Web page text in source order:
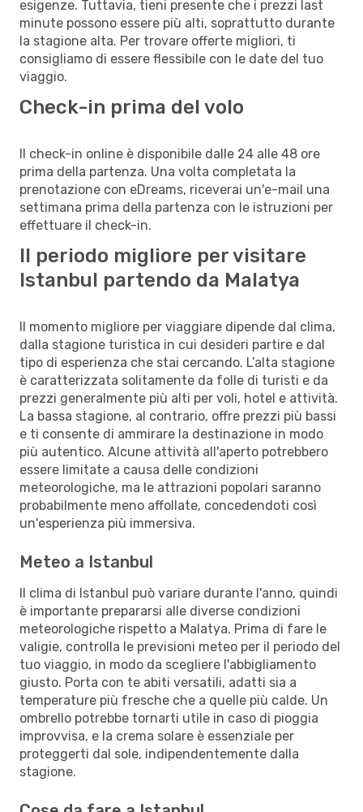
esigenze. Tuttavia, tieni presente che i prezzi last
minute possono essere più alti, soprattutto durante
la stagione alta. Per trovare offerte migliori, ti
consigliamo di essere flessibile con le date del tuo
viaggio.
Check-in prima del volo
Il check-in online è disponibile dalle 24 alle 48 ore
prima della partenza. Una volta completata la
prenotazione con eDreams, riceverai un'e-mail una
settimana prima della partenza con le istruzioni per
effettuare il check-in.
Il periodo migliore per visitare
Istanbul partendo da Malatya
Il momento migliore per viaggiare dipende dal clima,
dalla stagione turistica in cui desideri partire e dal
tipo di esperienza che stai cercando. L’alta stagione
è caratterizzata solitamente da folle di turisti e da
prezzi generalmente più alti per voli, hotel e attività.
La bassa stagione, al contrario, offre prezzi più bassi
e ti consente di ammirare la destinazione in modo
più autentico. Alcune attività all'aperto potrebbero
essere limitate a causa delle condizioni
meteorologiche, ma le attrazioni popolari saranno
probabilmente meno affollate, concedendoti così
un'esperienza più immersiva.
Meteo a Istanbul
Il clima di Istanbul può variare durante l'anno, quindi
è importante prepararsi alle diverse condizioni
meteorologiche rispetto a Malatya. Prima di fare le
valigie, controlla le previsioni meteo per il periodo del
tuo viaggio, in modo da scegliere l'abbigliamento
giusto. Porta con te abiti versatili, adatti sia a
temperature più fresche che a quelle più calde. Un
ombrello potrebbe tornarti utile in caso di pioggia
improvvisa, e la crema solare è essenziale per
proteggerti dal sole, indipendentemente dalla
stagione.